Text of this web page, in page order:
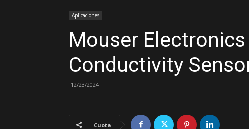
Aplicaciones
Mouser
Conductivity
12/23/2024
Cuota